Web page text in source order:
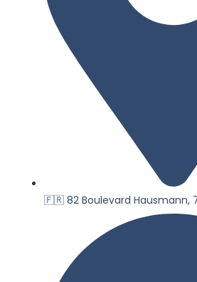
🇫🇷 82 Boulevard Hausmann,